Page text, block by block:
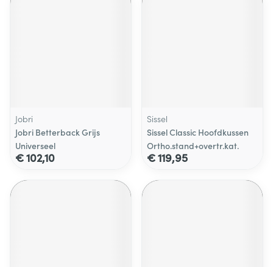
Jobri
Jobri Betterback Grijs
Universeel
€ 102,10
Sissel
Sissel Classic Hoofdkussen
Ortho.stand+overtr.kat.
€ 119,95